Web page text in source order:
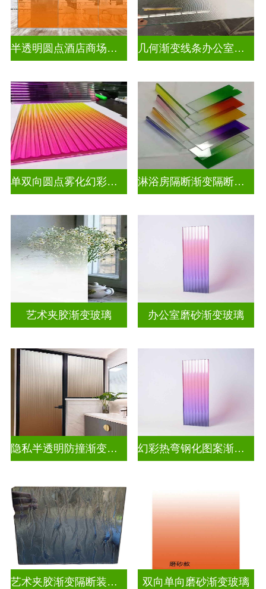
半透明圆点酒店商场彩色渐变玻璃 几何渐变线条办公室渐变玻璃
单双向圆点雾化幻彩炫彩渐变玻璃 淋浴房隔断渐变隔断装饰玻璃
艺术夹胶渐变玻璃 办公室磨砂渐变玻璃
隐私半透明防撞渐变玻璃 幻彩热弯钢化图案渐变玻璃
艺术夹胶渐变隔断装饰玻璃 双向单向磨砂渐变玻璃